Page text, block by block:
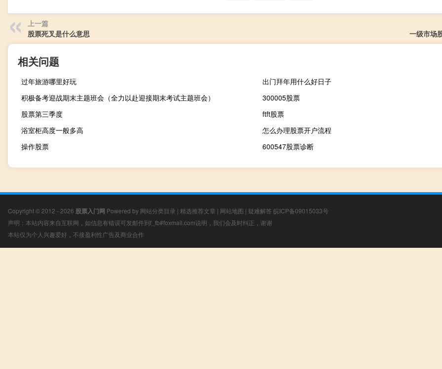
上一篇
股票死叉是什么意思
一级市场
相关问题
过年旅游哪里好玩
出门拜年用什么好日子
积极备考迎战期末主题班会（全力以赴迎接期末考试主题班会）
300005股票
股票第三季度
ftft股票
浴室柜高度一般多高
怎么办理股票开户流程
操作股票
600547股票诊断
Copyright © 2012 - 2026 股票入门网 Powered by 网站分类目录 | 精选推荐文章 | 网站地图 | 疑难解答 皖ICP备09015033号
声明：本站内容来自互联网，如信息有错误可发邮件到f_fb#foxmail.com说明，我们会及时纠正，谢谢
本站仅为个人兴趣爱好，不接盈利性广告及商业合作